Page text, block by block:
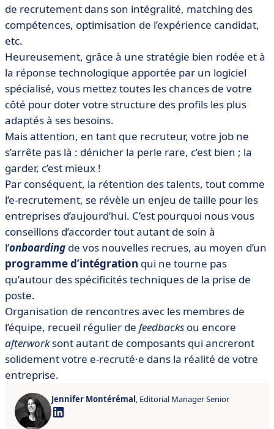
de recrutement dans son intégralité, matching des
compétences, optimisation de l’expérience candidat,
etc.
Heureusement, grâce à une stratégie bien rodée et à
la réponse technologique apportée par un logiciel
spécialisé, vous mettez toutes les chances de votre
côté pour doter votre structure des profils les plus
adaptés à ses besoins.
Mais attention, en tant que recruteur, votre job ne
s’arrête pas là : dénicher la perle rare, c’est bien ; la
garder, c’est mieux !
Par conséquent, la rétention des talents, tout comme
l’e-recrutement, se révèle un enjeu de taille pour les
entreprises d’aujourd’hui. C’est pourquoi nous vous
conseillons d’accorder tout autant de soin à
l’onboarding de vos nouvelles recrues, au moyen d’un
programme d’intégration qui ne tourne pas
qu’autour des spécificités techniques de la prise de
poste.
Organisation de rencontres avec les membres de
l’équipe, recueil régulier de feedbacks ou encore
afterworksont autant de composants qui ancreront
solidement votre e-recruté·e dans la réalité de votre
entreprise.
Jennifer Montérémal, Editorial Manager Senior